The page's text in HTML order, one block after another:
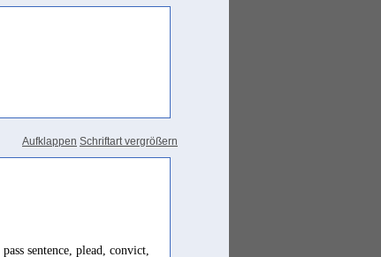
Aufklappen Schriftart vergrößern
sentence, plead, convict,